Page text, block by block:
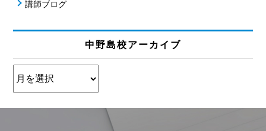
講師ブログ
中野島校アーカイブ